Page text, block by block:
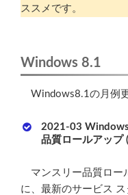
ススメです。
Windows 8.1
Windows8.1の月例更
2021-03
品質ロールアップ (
マンスリー品質ロー
に、最新のサービス ス